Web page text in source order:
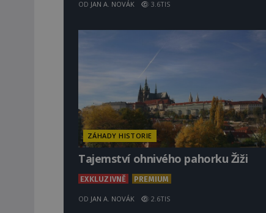
OD JAN A. NOVÁK 3.6TIS
ZÁHADY HISTORIE
Tajemství ohnivého pahorku Žiži
EXKLUZIVNĚ PREMIUM
OD JAN A. NOVÁK 2.6TIS